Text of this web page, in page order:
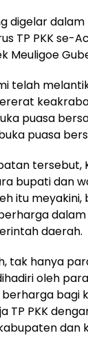
digelar
TP PKK se-
Meuligoe
telah
puasa
puasa
tersebut,
bupati dan
itu meyakini,
dalam
daerah.
tak hanya
oleh
bagi
TP PKK
dan